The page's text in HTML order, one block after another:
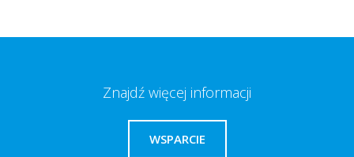
Znajdź więcej informacji
WSPARCIE